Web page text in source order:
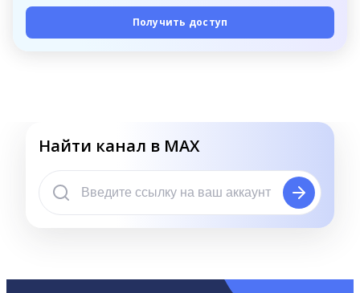
Получить доступ
Найти канал в MAX